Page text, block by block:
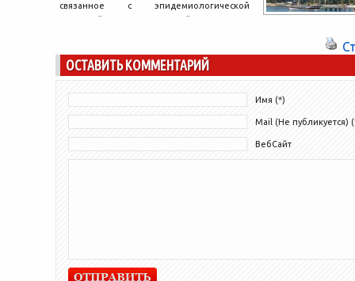
связанное с эпидемиологической
ситуацией не только в нашей стране, но и
ОСТАВИТЬ КОММЕНТАРИЙ
Имя (*)
Mail (Не публикуется)
ВебСайт